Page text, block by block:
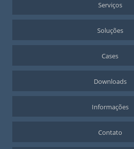
Serviços
Soluções
Cases
Downloads
Informações
Contato